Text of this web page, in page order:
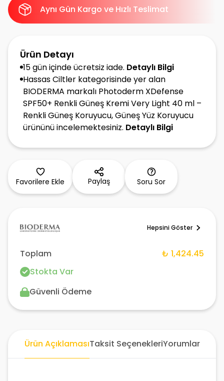
Aynı Gün Kargo ve Hızlı Teslimat
Ürün Detayı
15 gün içinde ücretsiz iade. Detaylı Bilgi
Hassas Ciltler kategorisinde yer alan
BIODERMA markalı Photoderm XDefense
SPF50+ Renkli Güneş Kremi Very Light 40 ml –
Renkli Güneş Koruyucu, Güneş Yüz Koruyucu
ürününü incelemektesiniz. Detaylı Bilgi
Favorilere Ekle Paylaş Soru Sor
Hepsini Göster
Toplam
₺ 1,424.45
Stokta Var
Güvenli Ödeme
Ürün AçıklamasıTaksit SeçenekleriYorumlar